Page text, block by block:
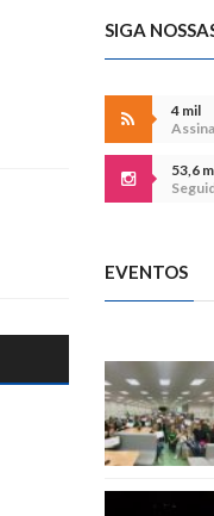
SIGA
4 mil
53,6
EVENTOS